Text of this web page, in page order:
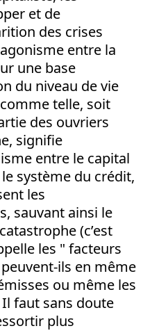
et de
des crises
entre la
une base
du niveau de vie
telle, soit
des ouvriers
signifie
entre le capital
système du crédit,
les
sauvant ainsi le
(c’est
les " facteurs
ils en même
ou même les
faut sans doute
plus